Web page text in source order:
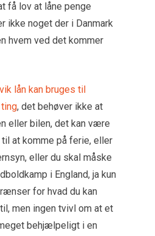
få lov at låne penge
ikke noget der i Danmark
hvem ved det kommer
lån kan bruges til
, det behøver ikke at
eller bilen, det kan være
at komme på ferie, eller
eller du skal måske
i England, ja kun
for hvad du kan
men ingen tvivl om at et
behjælpeligt i en